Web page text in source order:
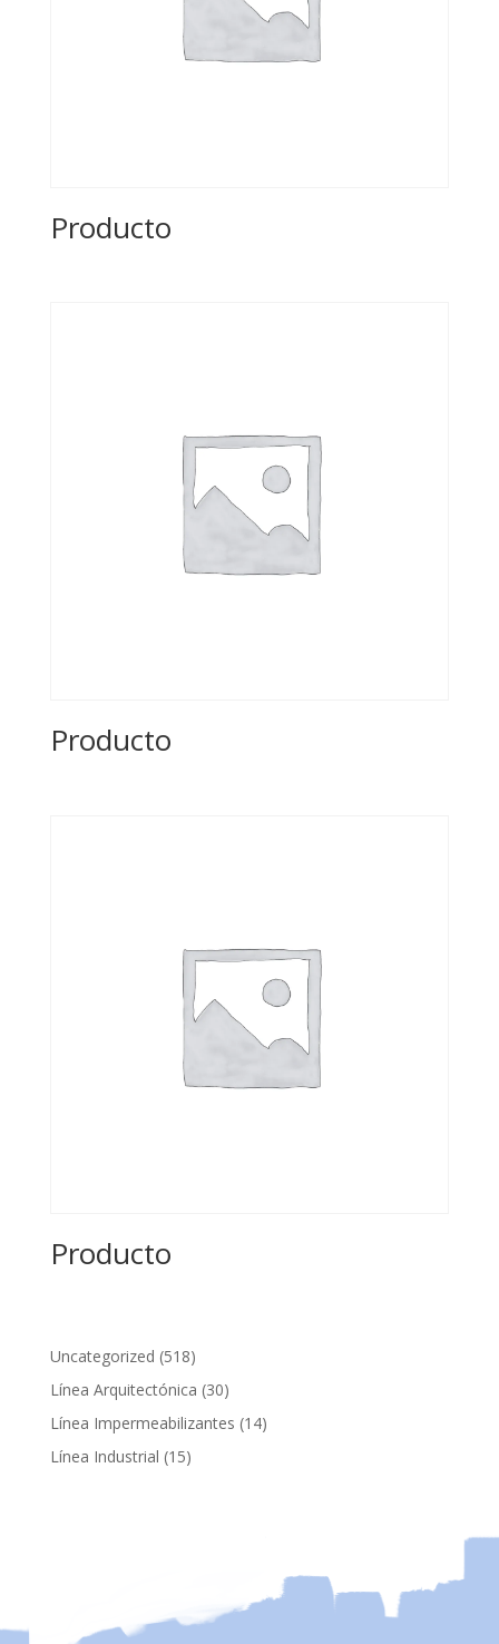
Producto
Producto
Producto
Uncategorized 518518
productos
Línea Arquitectónica 3030
productos
Línea Impermeabilizantes 1414
Línea Industrial 1515